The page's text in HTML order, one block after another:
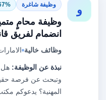
و وظيفة شاغرة 67%
وظيفة محامٍ
انضمام لفريق
وظائف خالية
نبذة عن الوظيفة: هل
وتبحث عن فرصة
المهنية؟ يدعوكم